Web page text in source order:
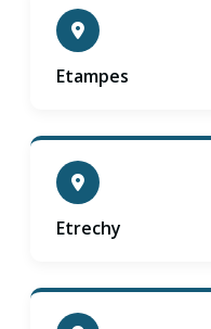
Etampes
Etrechy